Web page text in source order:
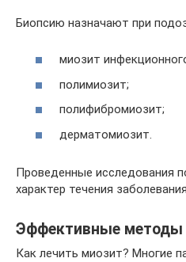
Биопсию назначают при
миозит
полимиозит;
полифибромиозит;
дерматомиозит.
Проведенные исследования
характер течения заболевания.
Эффективные методы
Как лечить миозит? Многие